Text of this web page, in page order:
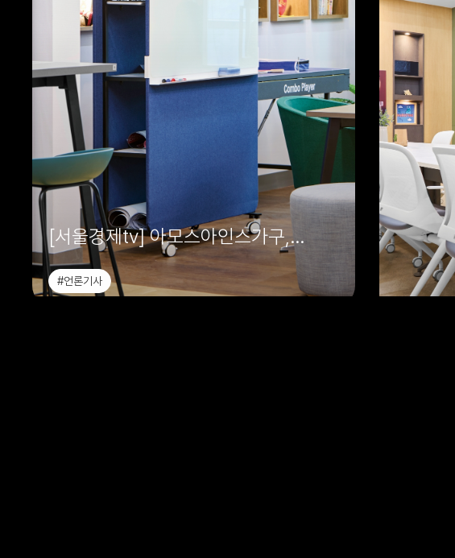
[서울경제tv] 아모스아인스가구,
‘직장인들 시즌2’ 사무공간 가구 협찬
#언론기사